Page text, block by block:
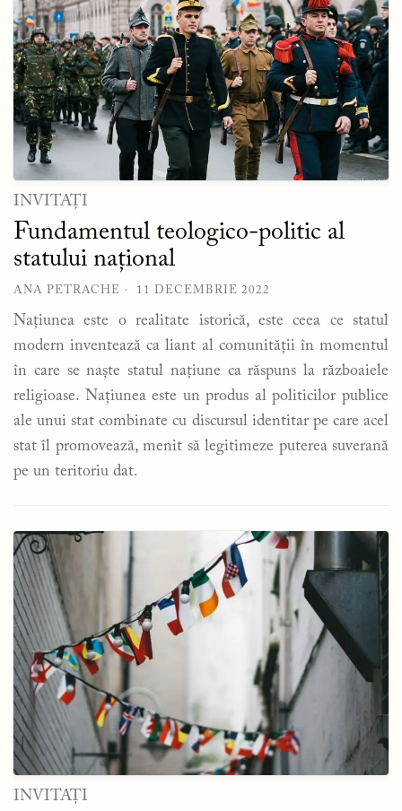
INVITAȚI
Fundamentul teologico-politic al
statului național
ANA PETRACHE 11 DECEMBRIE 2022
Națiunea este o realitate istorică, este ceea ce statul
modern inventează ca liant al comunității în momentul
în care se naște statul națiune ca răspuns la războaiele
religioase. Națiunea este un produs al politicilor publice
ale unui stat combinate cu discursul identitar pe care acel
stat îl promovează, menit să legitimeze puterea suverană
pe un teritoriu dat.
INVITAȚI